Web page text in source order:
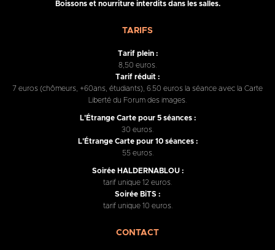
Boissons et nourriture interdits dans les salles.
TARIFS
Tarif plein :
8,50 euros.
Tarif réduit :
7 euros (chômeurs, +60ans, étudiants), 6.50 euros la séance avec la Carte
Liberté du Forum des images.
L'Étrange Carte pour 5 séances :
30 euros.
L'Étrange Carte pour 10 séances :
55 euros.
Soirée HALDERNABLOU :
tarif unique 12 euros.
Soirée BiTS :
tarif unique 10 euros.
CONTACT